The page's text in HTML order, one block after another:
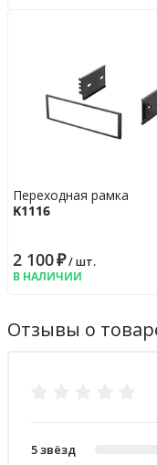
Переходная рамка
K1116
2 100₽/ шт.
В НАЛИЧИИ
Отзывы о
5 звёзд